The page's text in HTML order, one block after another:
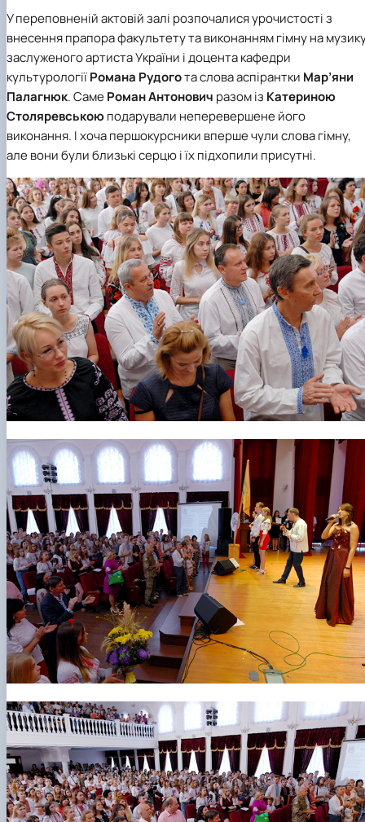
У переповненій актовій залі розпочалися урочистості з
внесення прапора факультету та виконанням гімну на
заслуженого артиста України і доцентакафедри
культурологіїРомана Рудогота слова аспірантки Мар’яни
Палагнюк. СамеРоман Антонович разом із Катериною
Столяревськоюподарували неперевершене його
виконання. І хоча першокурсники вперше чули слова гімну,
але вони були близькі серцю і їх підхопили присутні.